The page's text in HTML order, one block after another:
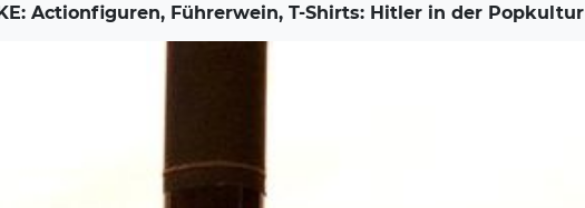
Actionfiguren, Führerwein, T-Shirts: Hitler in der Popkultur